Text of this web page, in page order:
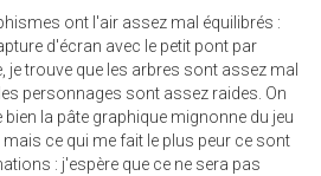
ont l'air assez mal équilibrés :
d'écran avec le petit pont par
je trouve que les arbres sont assez mal
personnages sont assez raides. On
bien la pâte graphique mignonne du jeu
mais ce qui me fait le plus peur ce sont
: j'espère que ce ne sera pas